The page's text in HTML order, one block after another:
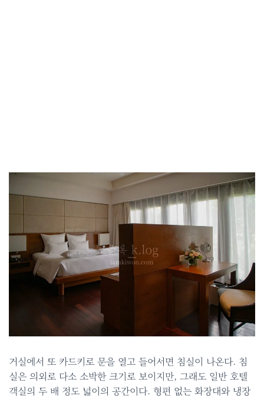
거실에서 또 카드키로 문을 열고 들어서면 침실이 나온다. 침
실은 의외로 다소 소박한 크기로 보이지만, 그래도 일반 호텔
객실의 두 배 정도 넓이의 공간이다. 형편 없는 화장대와 냉장